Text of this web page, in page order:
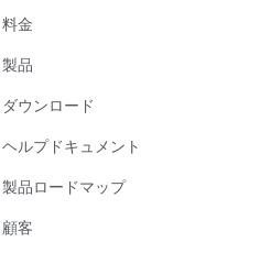
料金
製品
ダウンロード
ヘルプドキュメント
製品ロードマップ
顧客